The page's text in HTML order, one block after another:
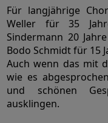
Für langjährige
Weller für 35
Sindermann 20
Bodo Schmidt für 15
Auch wenn das mit
wie es
und schönen
ausklingen.